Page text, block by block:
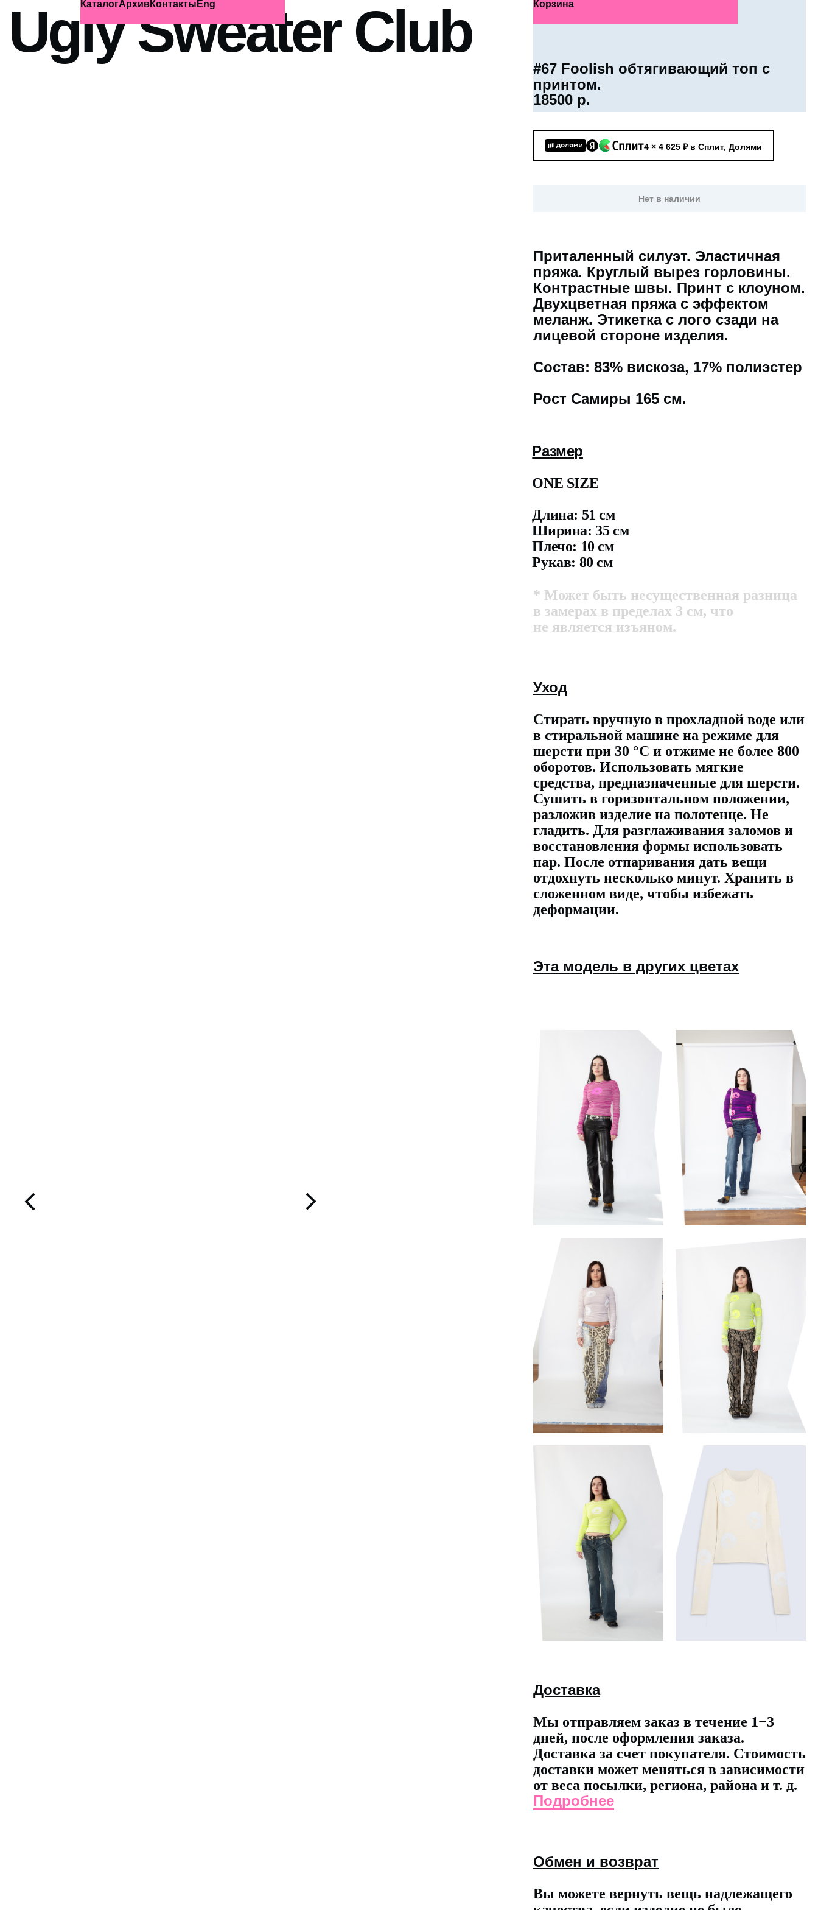
Ugly Sweater Club
КаталогАрхивКонтакты Eng Корзина
#67 Foolish обтягивающий топ с
принтом.
18500 р.
4 × 4 625 ₽ в Сплит, Долями
Нет в наличии
Приталенный силуэт. Эластичная
пряжа. Круглый вырез горловины.
Контрастные швы. Принт с клоуном.
Двухцветная пряжа с эффектом
меланж. Этикетка с лого сзади на
лицевой стороне изделия.
Состав: 83% вискоза, 17% полиэстер
Рост Самиры 165 см.
Размер
ONE SIZE
Длина: 51 см
Ширина: 35 см
Плечо: 10 см
Рукав: 80 см
* Может быть несущественная разница
в замерах в пределах 3 см, что
не является изъяном.
Уход
Стирать вручную в прохладной воде или
в стиральной машине на режиме для
шерсти при 30 °C и отжиме не более 800
оборотов. Использовать мягкие
средства, предназначенные для шерсти.
Сушить в горизонтальном положении,
разложив изделие на полотенце. Не
гладить. Для разглаживания заломов и
восстановления формы использовать
пар. После отпаривания дать вещи
отдохнуть несколько минут. Хранить в
сложенном виде, чтобы избежать
деформации.
Эта модель в других цветах
Доставка
Мы отправляем заказ в течение 1−3
дней, после оформления заказа.
Доставка за счет покупателя. Стоимость
доставки может меняться в зависимости
от веса посылки, региона, района и т. д.
Подробнее
Обмен и возврат
Вы можете вернуть вещь надлежащего